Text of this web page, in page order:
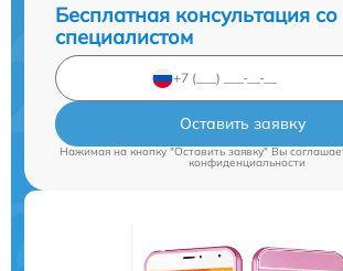
Бесплатная консультация со
специалистом
Оставить заявку
Нажимая на кнопку "Оставить заявку" Вы
конфиденциальности